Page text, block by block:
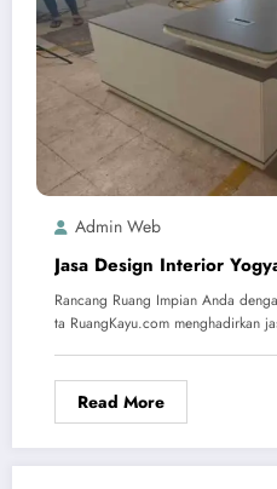
Admin Web
Jasa Design Interior
Rancang Ruang Impian Anda
ta RuangKayu.com menghadirkan
Read More